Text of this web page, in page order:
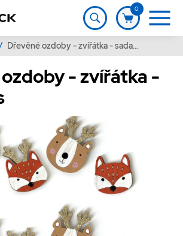
0
Dřevěné ozdoby - zvířátka - sada 8 ks
- zvířátka -